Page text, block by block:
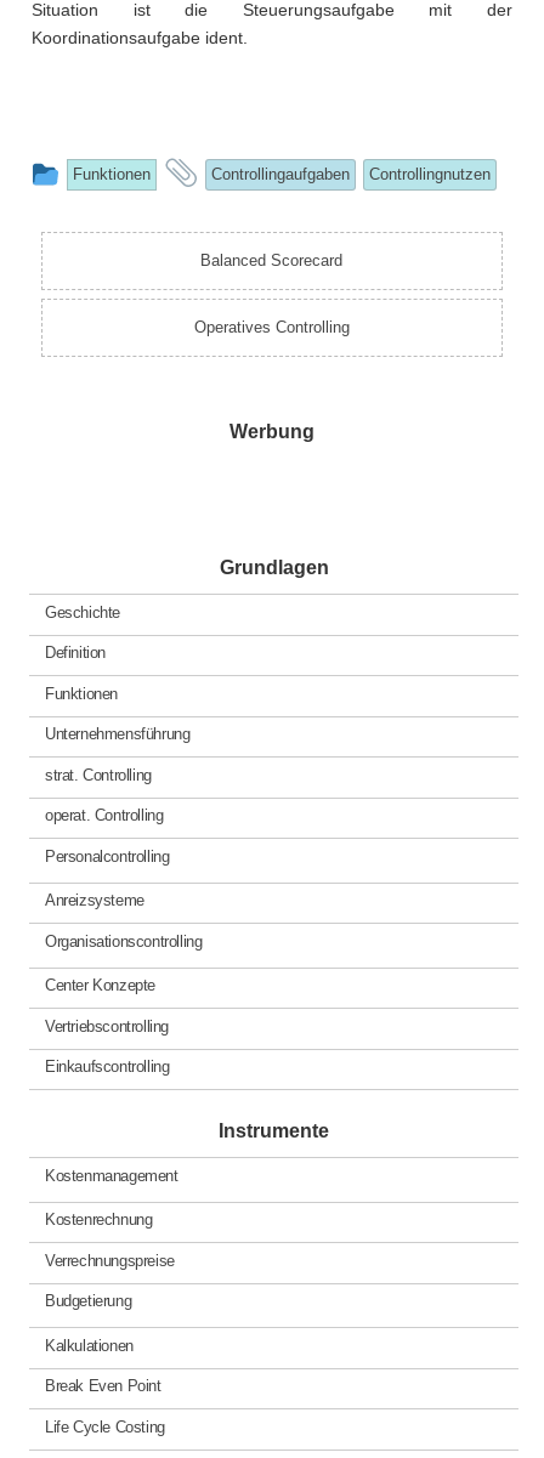
Situation ist die Steuerungsaufgabe mit der
Koordinationsaufgabe ident.
This
entry
was
in
Funktionen
and
Controllingaufgaben Controllingnutzen
Balanced Scorecard
Operatives Controlling
Werbung
Grundlagen
Geschichte
Definition
Funktionen
Unternehmensführung
strat. Controlling
operat. Controlling
Personalcontrolling
Anreizsysteme
Organisationscontrolling
Center Konzepte
Vertriebscontrolling
Einkaufscontrolling
Instrumente
Kostenmanagement
Kostenrechnung
Verrechnungspreise
Budgetierung
Kalkulationen
Break Even Point
Life Cycle Costing